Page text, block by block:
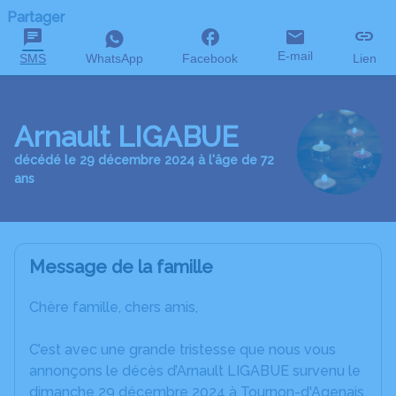
Partager
SMS WhatsApp Facebook E-mail Lien
Arnault LIGABUE
décédé le 29 décembre 2024 à l'âge de 72
ans
Message de la famille
Chère famille, chers amis,
C’est avec une grande tristesse que nous vous
annonçons le décès d’Arnault LIGABUE survenu le
dimanche 29 décembre 2024 à Tournon-d'Agenais.